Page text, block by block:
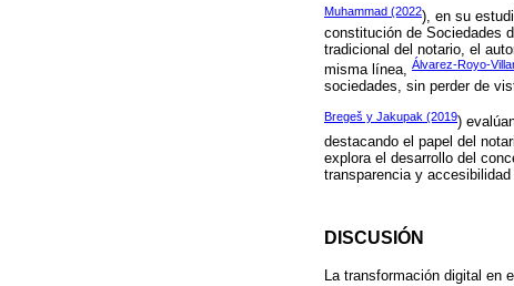
Muhammad (2022), en su
constitución de Sociedades
tradicional del notario, el
misma línea, Álvarez-Royo-
sociedades, sin perder de
Bregeš y Jakupak (2019)
destacando el papel del
explora el desarrollo del
transparencia y
DISCUSIÓN
La transformación digital en